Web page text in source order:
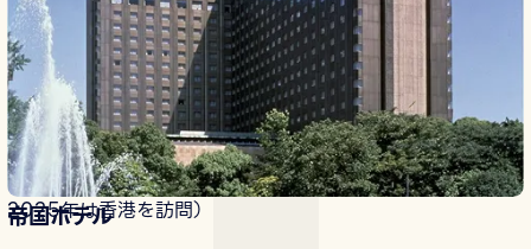
海外研修
希望者を対象に、生きた英語を学び、異文化に触れ、自ら立
てた旅行プランを実践する海外研修を実施しています。
（2023年はオーストラリア、2024年はシンガポール、
2025年は香港を訪問）
帝国ホテル